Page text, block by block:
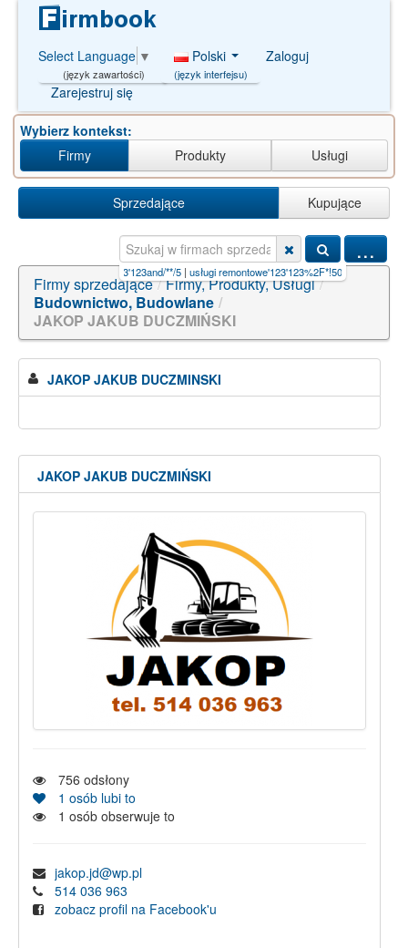
Select Language ▼
(język zawartości)
Polski
(język interfejsu)
Zaloguj
Zarejestruj się
Wybierz kontekst:
Firmy
Produkty Usługi
Sprzedające Kupujące
...
**/5 usługi remontowe'123'123%2F*!500|la mancha|
Firmy sprzedające / Firmy, Produkty, Usługi /
Budownictwo, Budowlane /
JAKOP JAKUB DUCZMIŃSKI
JAKOP JAKUB DUCZMINSKI
JAKOP JAKUB DUCZMIŃSKI
756 odsłony
1 osób lubi to
1 osób obserwuje to
jakop.jd@wp.pl
514 036 963
zobacz profil na Facebook'u